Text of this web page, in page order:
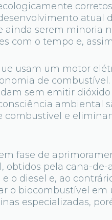
atual
ainda serem minoria
com o tempo e,
usam um motor
de
sem emitir
ambiental
e
fase de
pela cana-de-
o diesel e, ao
o biocombustível em
especializadas,